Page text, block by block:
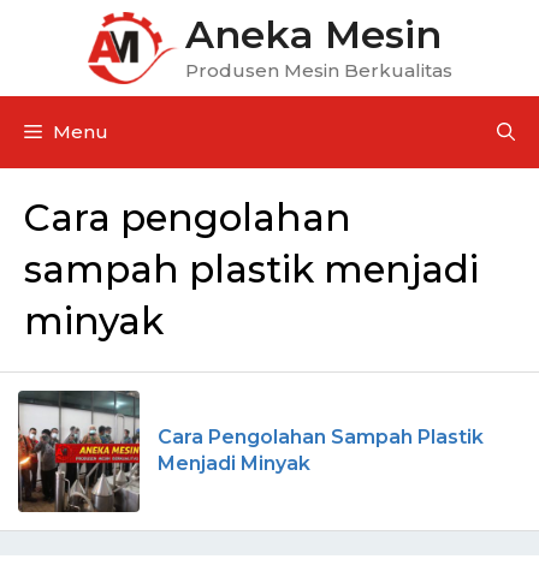
Aneka Mesin
Produsen Mesin Berkualitas
Menu
Cara pengolahan
sampah plastik menjadi
minyak
Cara Pengolahan Sampah Plastik
Menjadi Minyak